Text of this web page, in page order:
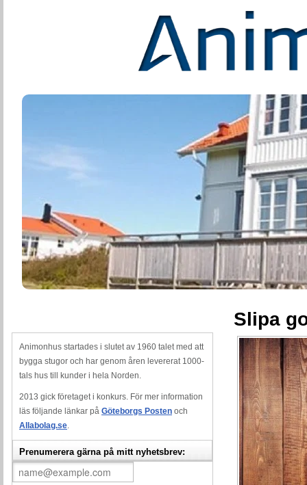
Animonhus startades i slutet av 1960 talet med att
bygga stugor och har genom åren levererat 1000-
tals hus till kunder i hela Norden.
2013 gick företaget i konkurs. För mer information
läs följande länkar på Göteborgs Posten och
Allabolag.se
Prenumerera gärna på mitt nyhetsbrev:
Slipa